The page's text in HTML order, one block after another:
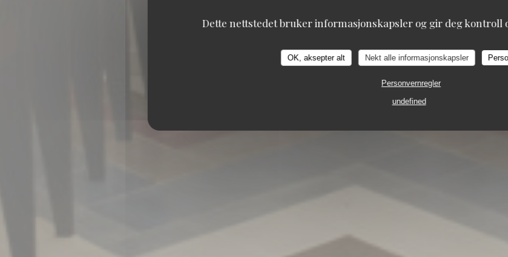
Dette nettstedet bruker informasjonskapsler og gir deg kontroll
OK, aksepter alt Nekt alle informasjonskapsler
Personvernregler
undefined
TAVLINE
TAVLINE